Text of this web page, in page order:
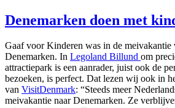
Denemarken doen met
Gaaf voor Kinderen was in de meivakantie
Denemarken. In Legoland Billund om
attractiepark is een aanrader, juist ook de
bezoeken, is perfect. Dat lezen wij ook in
van VisitDenmark: “Steeds meer
meivakantie naar Denemarken. Ze